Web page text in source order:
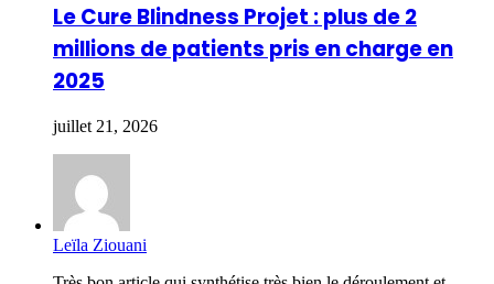
Le Cure Blindness Projet : plus de 2
millions de patients pris en charge en
2025
juillet 21, 2026
Leïla Ziouani